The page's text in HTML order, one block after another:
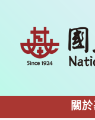
關